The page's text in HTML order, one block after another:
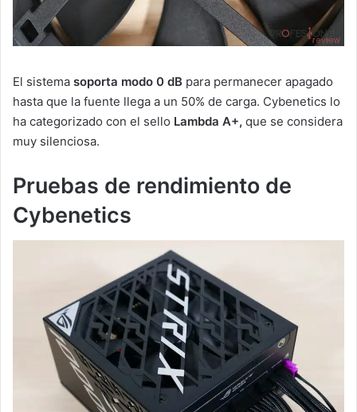
El sistema soporta modo 0 dB para permanecer apagado
hasta que la fuente llega a un 50% de carga. Cybenetics lo
ha categorizado con el sello Lambda A+, que se considera
muy silenciosa.
Pruebas de rendimiento de
Cybenetics